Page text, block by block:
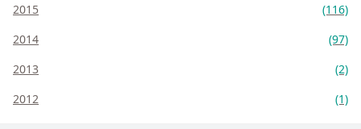
2015
(116)
2014
(97)
2013
(2)
2012
(1)